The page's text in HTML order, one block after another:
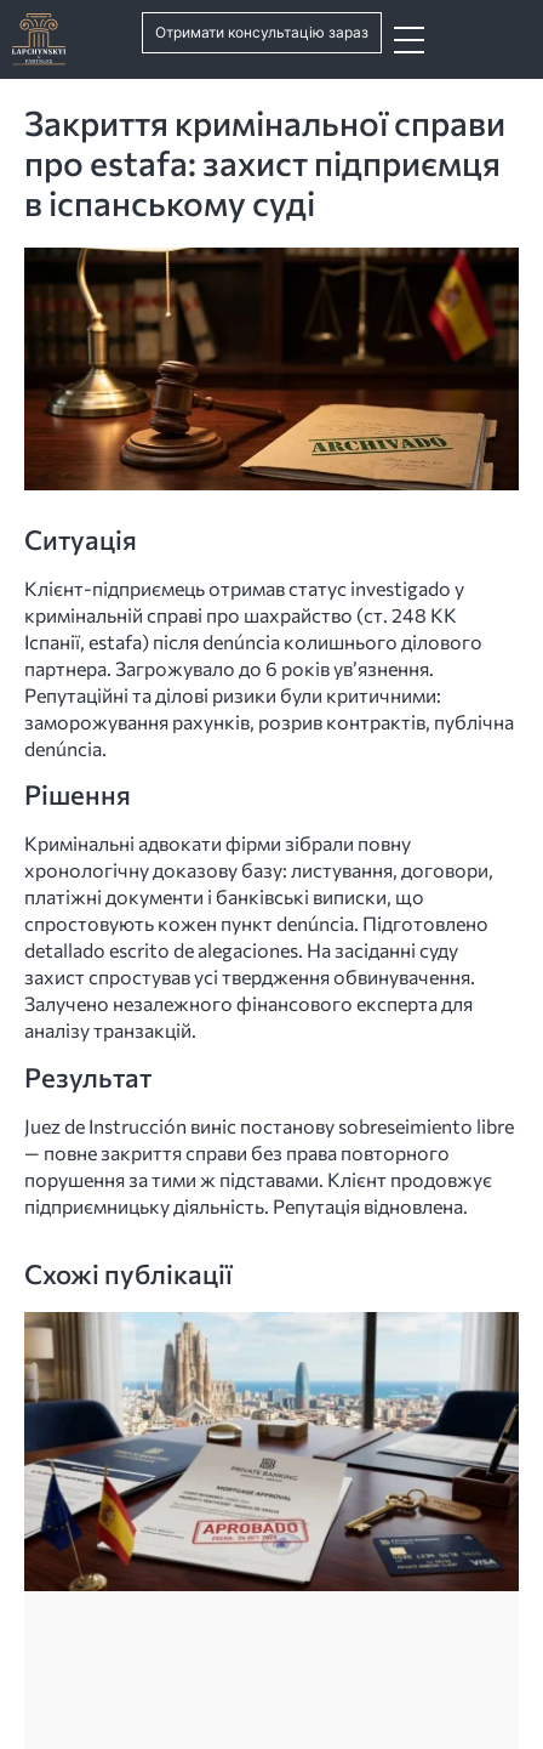
Отримати консультацію зараз
Закриття кримінальної справи
про estafa: захист підприємця
в іспанському суді
Ситуація
Клієнт-підприємець отримав статус investigado у
кримінальній справі про шахрайство (ст. 248 КК
Іспанії, estafa) після denúncia колишнього ділового
партнера. Загрожувало до 6 років ув’язнення.
Репутаційні та ділові ризики були критичними:
заморожування рахунків, розрив контрактів, публічна
denúncia.
Рішення
Кримінальні адвокати фірми зібрали повну
хронологічну доказову базу: листування, договори,
платіжні документи і банківські виписки, що
спростовують кожен пункт denúncia. Підготовлено
detallado escrito de alegaciones. На засіданні суду
захист спростував усі твердження обвинувачення.
Залучено незалежного фінансового експерта для
аналізу транзакцій.
Результат
Juez de Instrucción виніс постанову sobreseimiento libre
— повне закриття справи без права повторного
порушення за тими ж підставами. Клієнт продовжує
підприємницьку діяльність. Репутація відновлена.
Схожі публікації